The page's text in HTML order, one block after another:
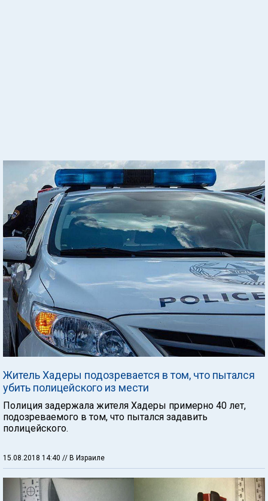
Житель Хадеры подозревается в том, что пытался
убить полицейского из мести
Полиция задержала жителя Хадеры примерно 40 лет,
подозреваемого в том, что пытался задавить
полицейского.
15.08.2018 14:40 // В Израиле